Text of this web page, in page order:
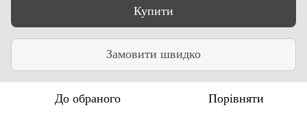
Купити
Замовити швидко
До обраного Порівняти